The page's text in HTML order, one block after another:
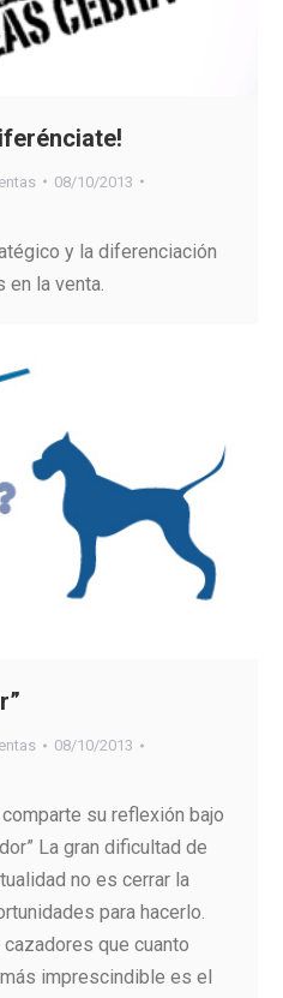
08/10/2013
y la diferenciación
en la venta.
08/10/2013
su reflexión bajo
La gran dificultad de
no es cerrar la
para hacerlo.
que cuanto
imprescindible es el